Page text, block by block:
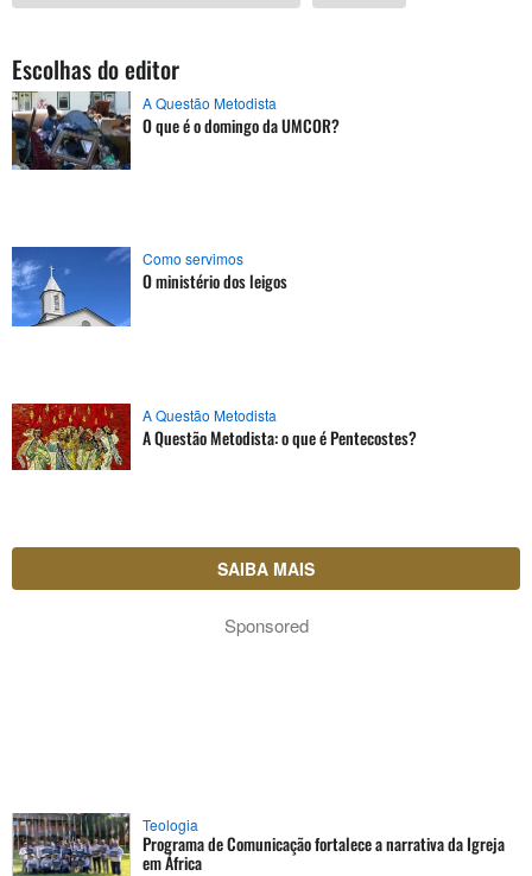
Escolhas do editor
A Questão Metodista
O que é o domingo da UMCOR?
Como servimos
O ministério dos leigos
A Questão Metodista
A Questão Metodista: o que é Pentecostes?
SAIBA MAIS
Sponsored
Teologia
Programa de Comunicação fortalece a narrativa da Igreja
em África